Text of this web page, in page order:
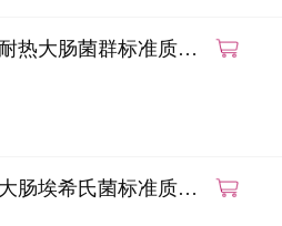
热大肠菌群标准质控
酵法）
肠埃希氏菌标准质控
酵法）